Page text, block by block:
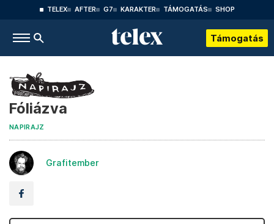
TELEX AFTER G7 KARAKTER TÁMOGATÁS SHOP
Támogatás
Fóliázva
NAPIRAJZ
Grafitember